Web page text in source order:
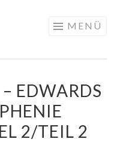
MENÜ
EDWARDS
2/TEIL 2